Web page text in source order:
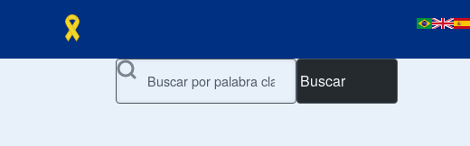
Buscar